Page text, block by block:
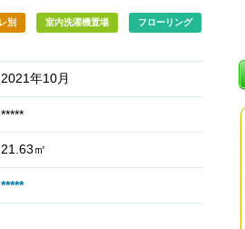
別 室内洗濯機置場 フローリング
2021年10月
*****
21.63㎡
*****